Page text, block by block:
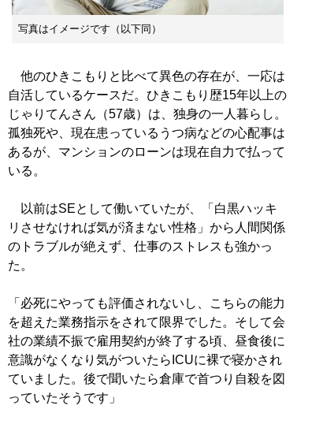
写真はイメージです（以下同）
他のひきこもりと比べて異色の存在が、一応は
自活しているケースだ。ひきこもり歴15年以上の
じゃりてんさん（57歳）は、独身の一人暮らし。
孤独死や、現在患っているうつ病などの心配事は
あるが、マンションのローンは現在自力で払って
いる。
以前はSEとして働いていたが、「白黒ハッキ
リさせなければ気が済まない性格」から人間関係
のトラブルが絶えず、仕事のストレスも強かっ
た。
「必死にやっても評価されないし、こちらの能力
を超えた業務指示をされて限界でした。そして会
社の業績不振で雇用契約が終了する頃、昼食後に
意識がなくなり気がついたらICUに裸で寝かされ
ていました。後で聞いたら倉庫で首つり自殺を図
っていたそうです」